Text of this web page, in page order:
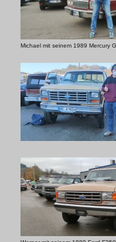
Michael mit seinem 1989 Mercury